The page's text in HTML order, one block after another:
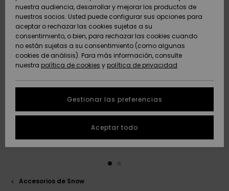
Snow
Novedades
Destacados
Snow
Novedades
Destacados
Destacados
Comunidad
PROMO
AYUDA &
CONTACTO
Quiksilver
Freedom
Protección de
datos
personales
Inicia una
conversación
más rápida a
SOSTENIBILIDAD
Accesorios de Snow
nuestra audiencia, desarrollar y mejorar los productos de
nuestros socios. Usted puede configurar sus opciones para
aceptar o rechazar las cookies sujetas a su
consentimiento, o bien, para rechazar las cookies cuando
no están sujetas a su consentimiento (como algunas
cookies de análisis). Para más información, consulte
nuestra política de cookies y política de privacidad
Gestionar las preferencias
Aceptar todo